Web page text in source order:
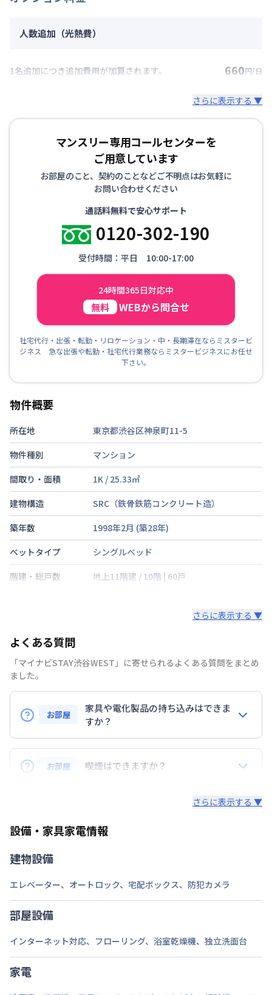
人数追加（光熱費）
1名追加につき追加費用が加算されます。 660円/日
さらに表示する ▼
マンスリー専用コールセンターを
ご用意しています
お部屋のこと、契約のことなどご不明点はお気軽に
お問い合わせください
通話料無料で安心サポート
0120-302-190
受付時間：平日 10:00-17:00
24時間365日対応中
無料 WEBから問合せ
社宅代行・出張・転勤・リロケーション・中・長期滞在ならミスタービ
ジネス 急な出張や転勤・社宅代行業務ならミスタービジネスにお任せ
下さい。
物件概要
所在地
東京都渋谷区神泉町11-5
物件種別
マンション
間取り・面積
1K / 25.33㎡
建物構造
SRC（鉄骨鉄筋コンクリート造）
築年数
1998年2月 (築28年)
ベットタイプ
シングルベッド
階建・総戸数
地上11階建 / 10階 | 60戸
禁煙・喫煙
定員
名
次回更新日
情報更新日より14日以内
さらに表示する ▼
よくある質問
「マイナビSTAY渋谷WEST」に寄せられるよくある質問をまとめ
ました。
お部屋
家具や電化製品の持ち込みはできま
すか？
お持ち込みいただけます。
ただし、標準設備として部屋に備え付けの家具・家電
以外の扱いについては当社では責任を負いかねます。
また、お持ち込みいただいた家具や家電はご退去時に
お部屋 喫煙はできますか？
さらに表示する ▼
設備・家具家電情報
建物設備
エレベーター、 オートロック、 宅配ボックス、 防犯カメラ
部屋設備
インターネット対応、 フローリング、 浴室乾燥機、 独立洗面台
家電